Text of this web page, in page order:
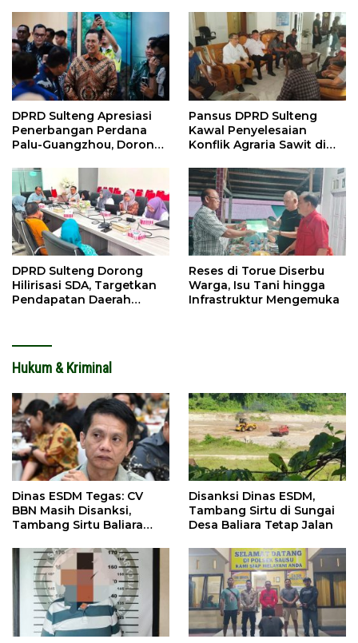
DPRD Sulteng Apresiasi
Penerbangan Perdana
Palu-Guangzhou, Dorong
Pansus DPRD Sulteng
Kawal Penyelesaian
Konflik Agraria Sawit di
DPRD Sulteng Dorong
Hilirisasi SDA, Targetkan
Pendapatan Daerah
Reses di Torue Diserbu
Warga, Isu Tani hingga
Infrastruktur Mengemuka
Hukum & Kriminal
Dinas ESDM Tegas: CV
BBN Masih Disanksi,
Tambang Sirtu Baliara
Disanksi Dinas ESDM,
Tambang Sirtu di Sungai
Desa Baliara Tetap Jalan